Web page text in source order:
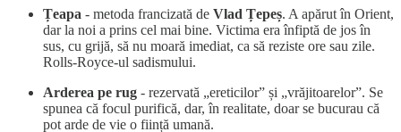
Țeapa - metoda francizată de Vlad Țepeș. A apărut în Orient,
dar la noi a prins cel mai bine. Victima era înfiptă de jos în
sus, cu grijă, să nu moară imediat, ca să reziste ore sau zile.
Rolls-Royce-ul sadismului.
Arderea pe rug - rezervată „ereticilor” și „vrăjitoarelor”. Se
spunea că focul purifică, dar, în realitate, doar se bucurau că
pot arde de vie o ființă umană.